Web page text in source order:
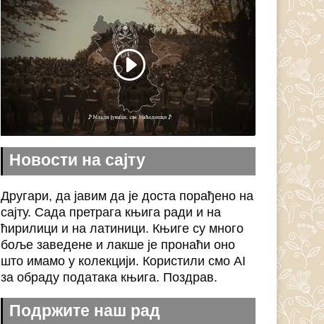
Новости на сајту
Другари, да јавим да је доста порађено на
сајту. Сада претрага књига ради и на
ћирилици и на латиници. Књиге су много
боље заведене и лакше је пронаћи оно
што имамо у колекцији. Користили смо AI
за обраду података књига. Поздрав.
Подржите наш рад